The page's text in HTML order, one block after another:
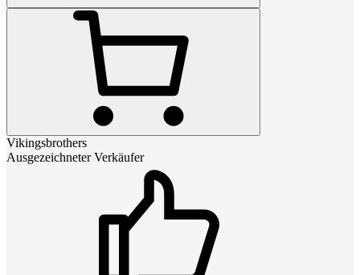
Vikingsbrothers
Ausgezeichneter Verkäufer